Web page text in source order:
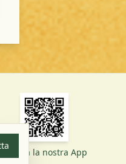
Scarica la nostra App